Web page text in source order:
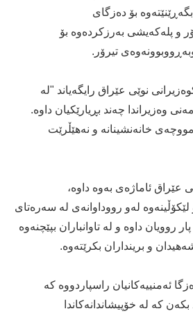
بۆ دەزگای
و پلەکەیشی بەرزکردەوە بۆ
تیرۆر.
نوێی عێراق رایگەیاند "لە
وەزیراندا چەند بڕیارێکیان داوە.
خانەنشینانە و نەهێڵرێت
عێراق ئاماژەی بەوە داوە،
لێکۆڵینەوە لەو رووداوانەی لە سەرەتای
روویان داوە و لە تاوانباران بپێچنەوە
و برینداران بکرێتەوە.
ئەمنییەکانیان راسپاردووە کە
کە لە خۆپیشاندانەکاندا